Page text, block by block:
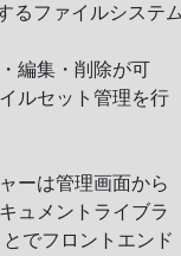
るファイルシステ
編集・削除が可
ルセット管理を行
ーは管理画面から
ュメントライブラ
でフロントエンド